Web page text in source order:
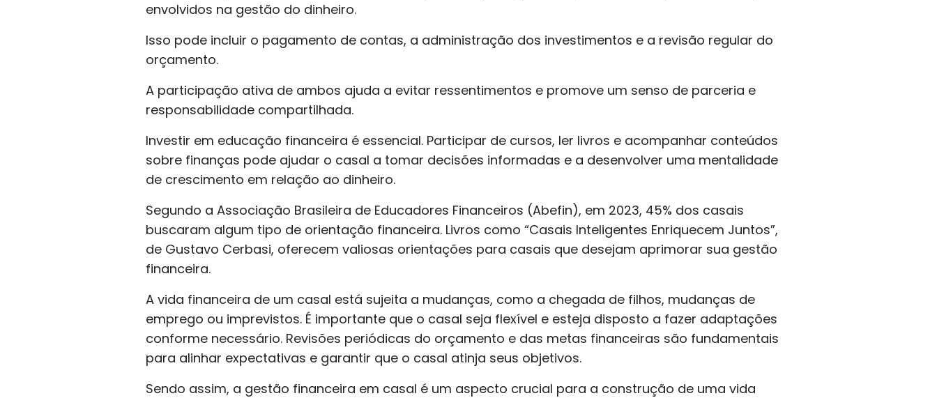
envolvidos na gestão do dinheiro.
Isso pode incluir o pagamento de contas, a administração dos investimentos e a revisão regular do
orçamento.
A participação ativa de ambos ajuda a evitar ressentimentos e promove um senso de parceria e
responsabilidade compartilhada.
Investir em educação financeira é essencial. Participar de cursos, ler livros e acompanhar conteúdos
sobre finanças pode ajudar o casal a tomar decisões informadas e a desenvolver uma mentalidade
de crescimento em relação ao dinheiro.
Segundo a Associação Brasileira de Educadores Financeiros (Abefin), em 2023, 45% dos casais
buscaram algum tipo de orientação financeira. Livros como “Casais Inteligentes Enriquecem Juntos”,
de Gustavo Cerbasi, oferecem valiosas orientações para casais que desejam aprimorar sua gestão
financeira.
A vida financeira de um casal está sujeita a mudanças, como a chegada de filhos, mudanças de
emprego ou imprevistos. É importante que o casal seja flexível e esteja disposto a fazer adaptações
conforme necessário. Revisões periódicas do orçamento e das metas financeiras são fundamentais
para alinhar expectativas e garantir que o casal atinja seus objetivos.
Sendo assim, a gestão financeira em casal é um aspecto crucial para a construção de uma vida